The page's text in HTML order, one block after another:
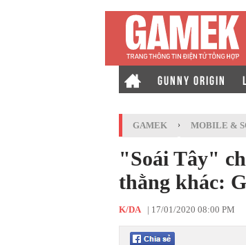
GUNNY ORIGIN
GAMEK › MOBILE &
"Soái Tây"
thằng khác:
K/DA | 17/01/2020 08:00 PM